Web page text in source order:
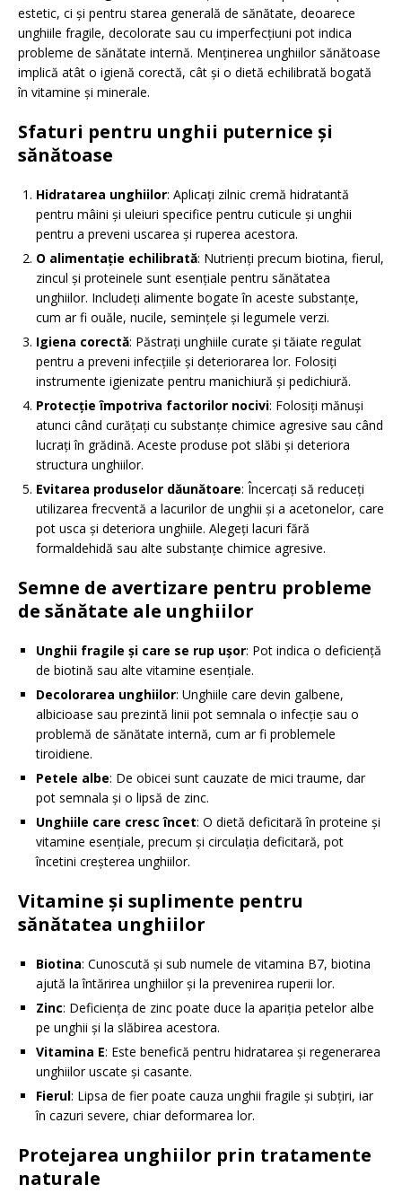
estetic, ci și pentru starea generală de sănătate, deoarece
unghiile fragile, decolorate sau cu imperfecțiuni pot indica
probleme de sănătate internă. Menținerea unghiilor sănătoase
implică atât o igienă corectă, cât și o dietă echilibrată bogată
în vitamine și minerale.
Sfaturi pentru unghii puternice și
sănătoase
Hidratarea unghiilor: Aplicați zilnic cremă hidratantă
pentru mâini și uleiuri specifice pentru cuticule și unghii
pentru a preveni uscarea și ruperea acestora.
O alimentație echilibrată: Nutrienți precum biotina, fierul,
zincul și proteinele sunt esențiale pentru sănătatea
unghiilor. Includeți alimente bogate în aceste substanțe,
cum ar fi ouăle, nucile, semințele și legumele verzi.
Igiena corectă: Păstrați unghiile curate și tăiate regulat
pentru a preveni infecțiile și deteriorarea lor. Folosiți
instrumente igienizate pentru manichiură și pedichiură.
Protecție împotriva factorilor nocivi: Folosiți mănuși
atunci când curățați cu substanțe chimice agresive sau când
lucrați în grădină. Aceste produse pot slăbi și deteriora
structura unghiilor.
Evitarea produselor dăunătoare: Încercați să reduceți
utilizarea frecventă a lacurilor de unghii și a acetonelor, care
pot usca și deteriora unghiile. Alegeți lacuri fără
formaldehidă sau alte substanțe chimice agresive.
Semne de avertizare pentru probleme
de sănătate ale unghiilor
Unghii fragile și care se rup ușor: Pot indica o deficiență
de biotină sau alte vitamine esențiale.
Decolorarea unghiilor: Unghiile care devin galbene,
albicioase sau prezintă linii pot semnala o infecție sau o
problemă de sănătate internă, cum ar fi problemele
tiroidiene.
Petele albe: De obicei sunt cauzate de mici traume, dar
pot semnala și o lipsă de zinc.
Unghiile care cresc încet: O dietă deficitară în proteine și
vitamine esențiale, precum și circulația deficitară, pot
încetini creșterea unghiilor.
Vitamine și suplimente pentru
sănătatea unghiilor
Biotina: Cunoscută și sub numele de vitamina B7, biotina
ajută la întărirea unghiilor și la prevenirea ruperii lor.
Zinc: Deficiența de zinc poate duce la apariția petelor albe
pe unghii și la slăbirea acestora.
Vitamina E: Este benefică pentru hidratarea și regenerarea
unghiilor uscate și casante.
Fierul: Lipsa de fier poate cauza unghii fragile și subțiri, iar
în cazuri severe, chiar deformarea lor.
Protejarea unghiilor prin tratamente
naturale